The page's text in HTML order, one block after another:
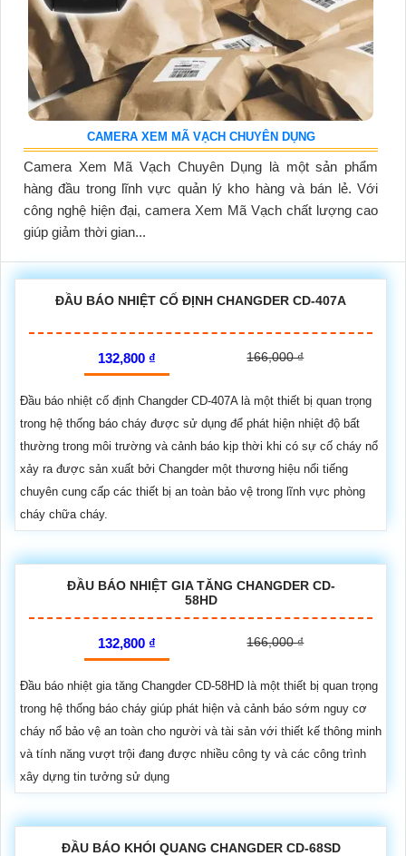
CAMERA XEM MÃ VẠCH CHUYÊN DỤNG
Camera Xem Mã Vạch Chuyên Dụng là một sản phẩm
hàng đầu trong lĩnh vực quản lý kho hàng và bán lẻ. Với
công nghệ hiện đại, camera Xem Mã Vạch chất lượng cao
giúp giảm thời gian...
ĐẦU BÁO NHIỆT CỐ ĐỊNH CHANGDER CD-407A
132,800 ₫ 166,000 ₫
Đầu báo nhiệt cố định Changder CD-407A là một thiết bị quan trọng
trong hệ thống báo cháy được sử dụng để phát hiện nhiệt độ bất
thường trong môi trường và cảnh báo kịp thời khi có sự cố cháy nổ
xảy ra được sản xuất bởi Changder một thương hiệu nổi tiếng
chuyên cung cấp các thiết bị an toàn bảo vệ trong lĩnh vực phòng
cháy chữa cháy.
ĐẦU BÁO NHIỆT GIA TĂNG CHANGDER CD-
58HD
132,800 ₫ 166,000 ₫
Đầu báo nhiệt gia tăng Changder CD-58HD là một thiết bị quan trọng
trong hệ thống báo cháy giúp phát hiện và cảnh báo sớm nguy cơ
cháy nổ bảo vệ an toàn cho người và tài sản với thiết kế thông minh
và tính năng vượt trội đang được nhiều công ty và các công trình
xây dựng tin tưởng sử dụng
ĐẦU BÁO KHÓI QUANG CHANGDER CD-68SD